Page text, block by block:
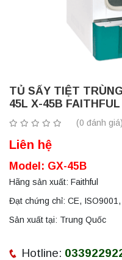
TỦ SẤY TIỆT
45L X-45B FAITHFUL
(0 đánh giá)
Liên hệ
Model: GX-45B
Hãng sản xuất: Faithful
Đạt chứng chỉ: CE,
Sản xuất tại: Trung Quốc
Hotline: